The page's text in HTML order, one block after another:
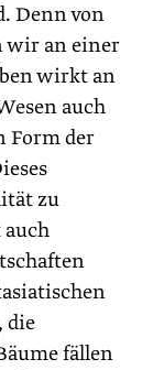
Denn von
wir an einer
wirkt an
auch
Form der
zu
auch
die
fällen